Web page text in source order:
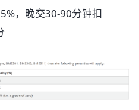
，晚交30-90分钟扣